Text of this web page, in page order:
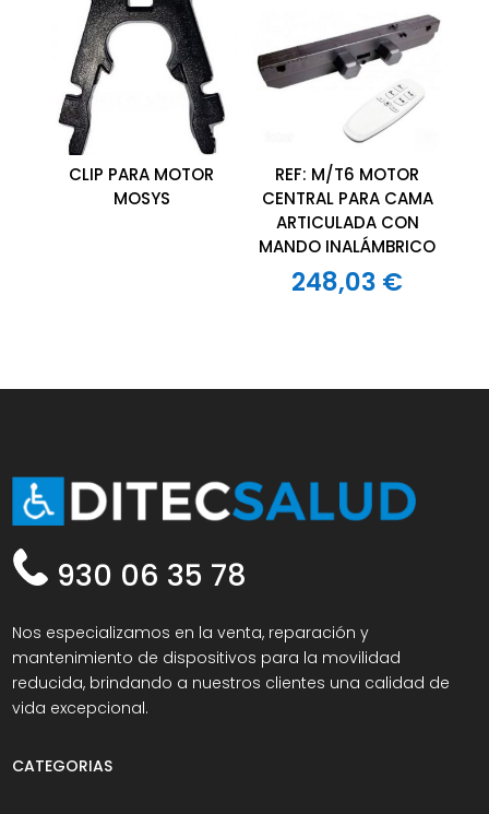
CLIP PARA MOTOR
MOSYS
REF: M/T6 MOTOR
CENTRAL PARA CAMA
ARTICULADA CON
MANDO INALÁMBRICO
248,03 €
930 06 35 78
Nos especializamos en la venta, reparación y
mantenimiento de dispositivos para la movilidad
reducida, brindando a nuestros clientes una calidad de
vida excepcional.
CATEGORIAS